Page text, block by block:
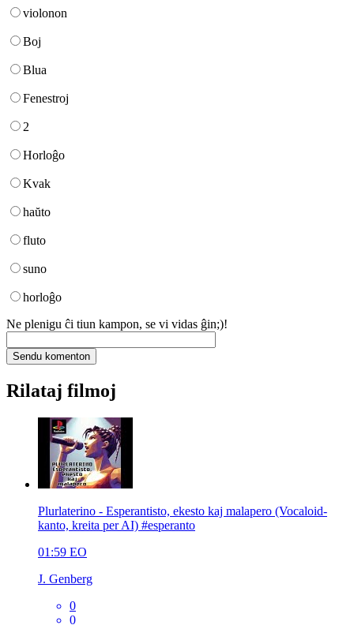
violonon
Boj
Blua
Fenestroj
2
Horloĝo
Kvak
haŭto
fluto
suno
horloĝo
Ne plenigu ĉi tiun kampon, se vi vidas ĝin;)!
Rilataj filmoj
Plurlaterino - Esperantisto, ekesto kaj malapero (Vocaloid-
kanto, kreita per AI) #esperanto
01:59 EO
J. Genberg
0
0